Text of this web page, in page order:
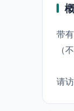
带
（
请